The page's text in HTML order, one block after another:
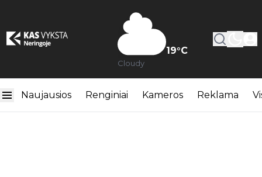
19°C
Cloudy
Naujausios Renginiai Kameros Reklama